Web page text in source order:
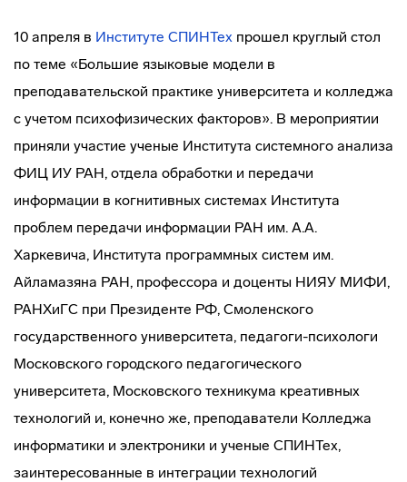
10 апреля в Институте СПИНТех прошел круглый стол
по теме «Большие языковые модели в
преподавательской практике университета и колледжа
с учетом психофизических факторов». В мероприятии
приняли участие ученые Института системного анализа
ФИЦ ИУ РАН, отдела обработки и передачи
информации в когнитивных системах Института
проблем передачи информации РАН им. А.А.
Харкевича, Института программных систем им.
Айламазяна РАН, профессора и доценты НИЯУ МИФИ,
РАНХиГС при Президенте РФ, Смоленского
государственного университета, педагоги-психологи
Московского городского педагогического
университета, Московского техникума креативных
технологий и, конечно же, преподаватели Колледжа
информатики и электроники и ученые СПИНТех,
заинтересованные в интеграции технологий